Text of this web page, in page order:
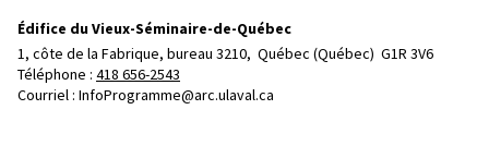
Édifice du Vieux-Séminaire-de-Québec
1, côte de la Fabrique, bureau 3210, Québec (Québec)  G1R 3V6
Téléphone : 418 656-2543
Courriel : InfoProgramme@arc.ulaval.ca